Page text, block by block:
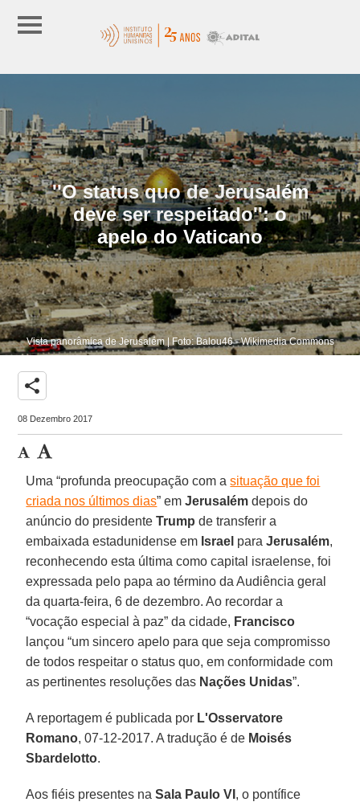
''O status quo de Jerusalém
deve ser respeitado'': o
apelo do Vaticano
Vista panorâmica de Jerusalém | Foto: Balou46 - Wikimedia Commons
share
08 Dezembro 2017
Uma “profunda preocupação com asituação que foi
criada nos últimos dias” emJerusalém depois do
anúncio do presidenteTrump de transferir a
embaixada estadunidense em Israel paraJerusalém,
reconhecendo esta última como capital israelense, foi
expressada pelo papa ao término da Audiência geral
da quarta-feira, 6 de dezembro. Ao recordar a
“vocação especial à paz” da cidade, Francisco
lançou “um sincero apelo para que seja compromisso
de todos respeitar o status quo, em conformidade com
as pertinentes resoluções das Nações Unidas”.
A reportagem é publicada por L'Osservatore
Romano, 07-12-2017. A tradução é de Moisés
Sbardelotto.
Aos fiéis presentes naSala Paulo VI , o pontífice